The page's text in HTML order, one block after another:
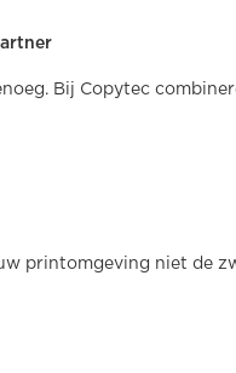
Bij Copytec
printomgeving niet de